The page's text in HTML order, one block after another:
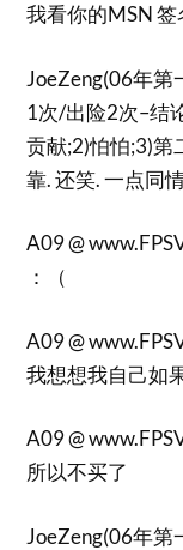
我看你的MSN 签
JoeZeng(06年
1次/出险2次–结
贡献;2)怕怕;3)第
靠. 还笑. 一点同
A09 @
：（
A09 @
我想想我自己如
A09 @
所以不买了
JoeZeng(06年